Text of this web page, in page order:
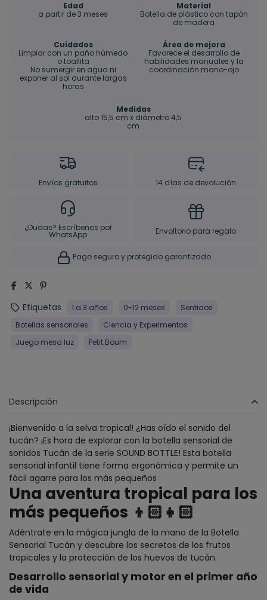
Edad
a partir de 3 meses
Material
Botella de plástico con tapón
de madera
Cuidados
Limpiar con un paño húmedo
o toallita
No sumergir en agua ni
exponer al sol durante largas
horas
Área de mejora
Favorece el desarrollo de
habilidades manuales y la
coordinación mano-ojo
Medidas
alto 15,5 cm x diámetro 4,5
cm
Envíos gratuitos 14 días de devolución
¿Dudas? Escríbenos por
WhatsApp Envoltorio para regalo
Pago seguro y protegido garantizado
Etiquetas 1 a 3 años 0-12 meses
Sentidos
Botellas sensoriales
Ciencia y Experimentos
Juego mesa luz
Petit Boum
Descripción
¡Bienvenido a la selva tropical! ¿Has oído el sonido del
tucán? ¡Es hora de explorar con la botella sensorial de
sonidos Tucán de la serie SOUND BOTTLE! Esta botella
sensorial infantil tiene forma ergonómica y permite un
fácil agarre para los más pequeños
Una aventura tropical para los
más pequeños 👦🏻​👧🏻
Adéntrate en la mágica jungla de la mano de la Botella
Sensorial Tucán y descubre los secretos de los frutos
tropicales y la protección de los huevos de tucán.
Desarrollo sensorial y motor en el primer año
de vida